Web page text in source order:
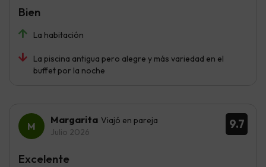
La habitación
La piscina antigua pero alegre y más variedad en el
buffet por la noche
Bien
9.7
Margarita Viajó en pareja
Julio 2026
Excelente